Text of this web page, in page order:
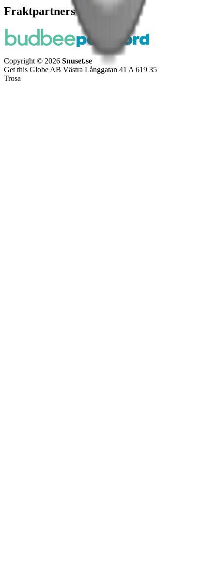
Fraktpartners
Copyright © 2026 Snuset.se
Get this Globe AB Västra Långgatan 41 A 619 35
Trosa